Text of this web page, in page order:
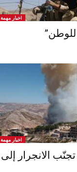
اخبار مهمة
اخبار مهمة
الانجرار إلى